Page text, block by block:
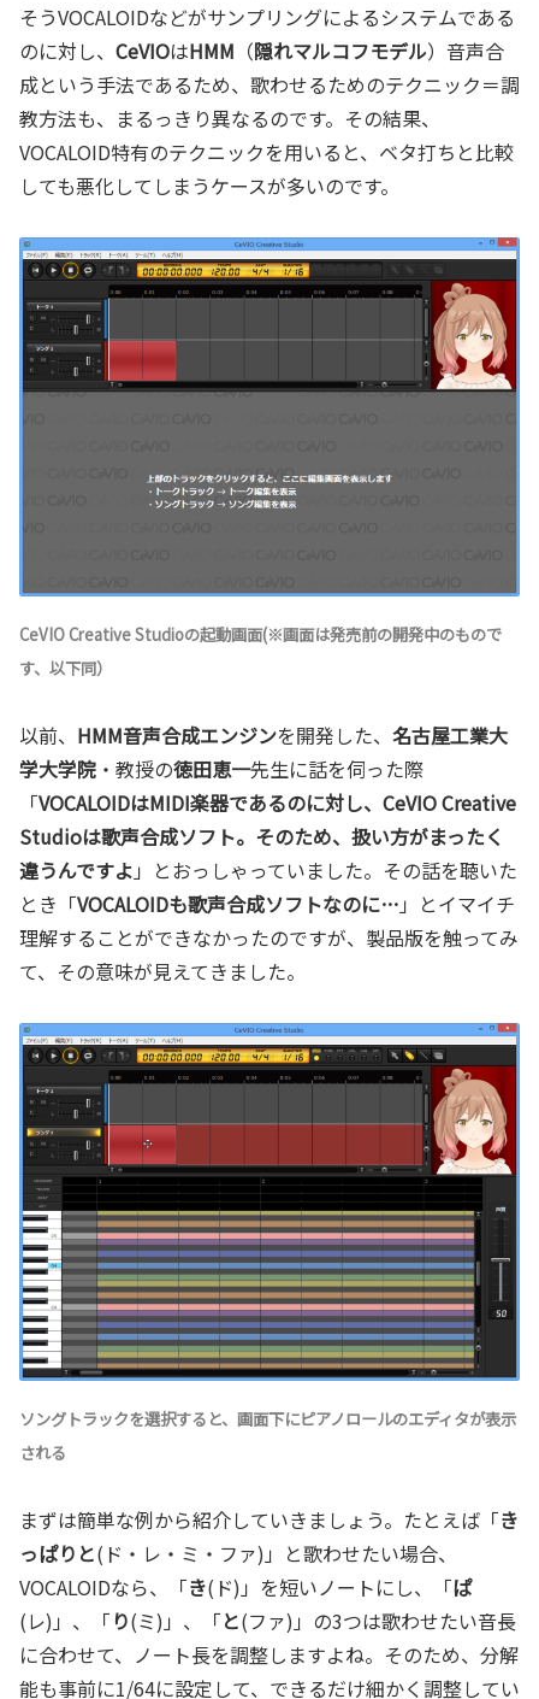
そうVOCALOIDなどがサンプリングによるシステムである
のに対し、 CeVIOはHMM （隠れマルコフモデル）音声合
成という手法であるため、歌わせるためのテクニック＝調
教方法も、まるっきり異なるのです。その結果、
VOCALOID特有のテクニックを用いると、ベタ打ちと比較
しても悪化してしまうケースが多いのです。
CeVIO Creative Studioの起動画面(※画面は発売前の開発中のもので
す、以下同）
以前、 HMM音声合成エンジンを開発した、 名古屋工業大
学大学院 ・教授の徳田恵一先生に話を伺った際
「VOCALOIDはMIDI楽器であるのに対し、CeVIO Creative
Studioは歌声合成ソフト。そのため、扱い方がまったく
違うんですよ 」とおっしゃっていました。その話を聴いた
とき「VOCALOIDも歌声合成ソフトなのに… 」とイマイチ
理解することができなかったのですが、製品版を触ってみ
て、その意味が見えてきました。
ソングトラックを選択すると、画面下にピアノロールのエディタが表示
される
まずは簡単な例から紹介していきましょう。たとえば「き
っぱりと(ド・レ・ミ・ファ)」と歌わせたい場合、
VOCALOIDなら、「き(ド)」を短いノートにし、「ぱ
(レ)」、「り(ミ)」、「と(ファ)」の3つは歌わせたい音長
に合わせて、ノート長を調整しますよね。そのため、分解
能も事前に1/64に設定して、できるだけ細かく調整してい